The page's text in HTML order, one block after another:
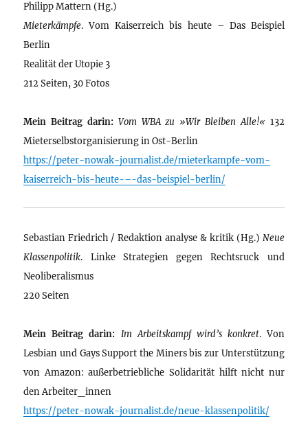
Philipp Mattern (Hg.)
Mieterkämpfe. Vom Kaiserreich bis heute – Das Beispiel
Berlin
Realität der Utopie 3
212 Seiten, 30 Fotos
Mein Beitrag darin: Vom WBA zu »Wir Bleiben Alle!« 132
Mieterselbstorganisierung in Ost-Berlin
https://peter-nowak-journalist.de/mieterkampfe-vom-
kaiserreich-bis-heute-–-das-beispiel-berlin/
Sebastian Friedrich / Redaktion analyse & kritik (Hg.) Neue
Klassenpolitik. Linke Strategien gegen Rechtsruck und
Neoliberalismus
220 Seiten
Mein Beitrag darin: Im Arbeitskampf wird’s konkret. Von
Lesbian und Gays Support the Miners bis zur Unterstützung
von Amazon: außerbetriebliche Solidarität hilft nicht nur
den Arbeiter_innen
https://peter-nowak-journalist.de/neue-klassenpolitik/